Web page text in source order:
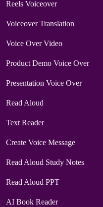
Reels Voiceover
Voiceover Translation
Voice Over Video
Product Demo Voice Over
Presentation Voice Over
Read Aloud
Text Reader
Create Voice Message
Read Aloud Study Notes
Read Aloud PPT
AI Book Reader